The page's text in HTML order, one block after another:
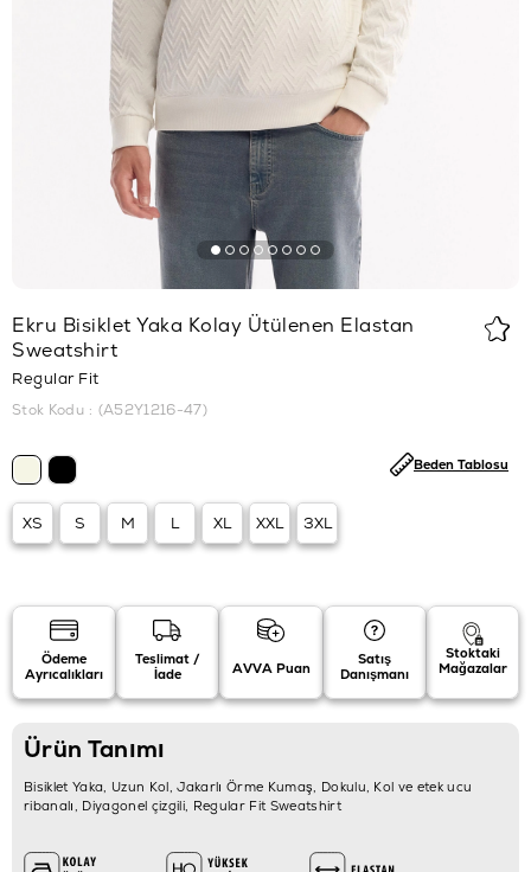
Ekru Bisiklet Yaka Kolay Ütülenen Elastan
Sweatshirt
Regular Fit
Stok Kodu (A52Y1216-47)
XS S M L XL XXL 3XL
Beden Tablosu
Ödeme
Ayrıcalıkları
Teslimat /
İade
AVVA Puan
Satış
Danışmanı
Stoktaki
Mağazalar
Ürün Tanımı
Bisiklet Yaka, Uzun Kol, Jakarlı Örme Kumaş, Dokulu, Kol ve etek ucu
ribanalı, Diyagonel çizgili, Regular Fit Sweatshirt